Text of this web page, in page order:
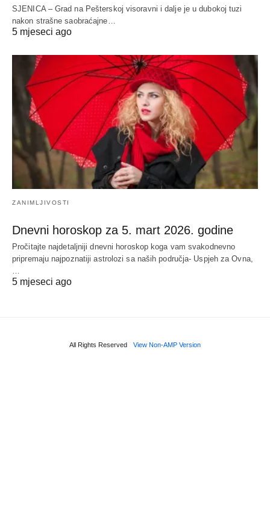
SJENICA – Grad na Pešterskoj visoravni i dalje je u dubokoj tuzi
nakon strašne saobraćajne…
5 mjeseci ago
ZANIMLJIVOSTI
Dnevni horoskop za 5. mart 2026. godine
Pročitajte najdetaljniji dnevni horoskop koga vam svakodnevno
pripremaju najpoznatiji astrolozi sa naših područja- Uspjeh za Ovna,
5 mjeseci ago
All Rights Reserved View Non-AMP Version